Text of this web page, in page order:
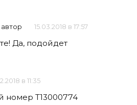
автор 15.03.2018 в 17:57
Да, подойдет
в 11:35
номер Т13000774